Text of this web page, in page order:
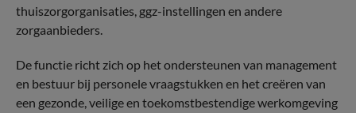
thuiszorgorganisaties, ggz-instellingen en andere
zorgaanbieders.
De functie richt zich op het ondersteunen van management
en bestuur bij personele vraagstukken en het creëren van
een gezonde, veilige en toekomstbestendige werkomgeving